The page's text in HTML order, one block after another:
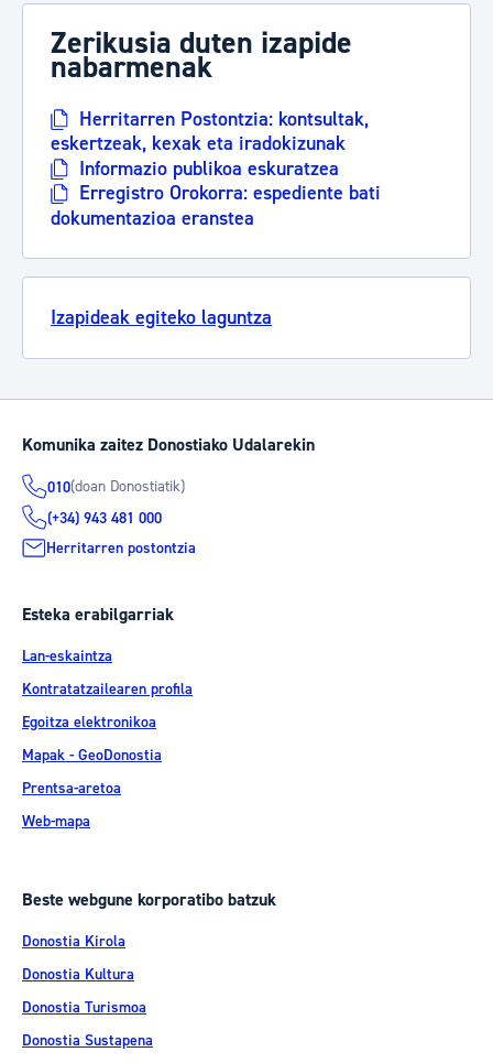
Zerikusia duten izapide
nabarmenak
Herritarren Postontzia: kontsultak,
eskertzeak, kexak eta iradokizunak
Informazio publikoa eskuratzea
Erregistro Orokorra: espediente bati
dokumentazioa eranstea
Izapideak egiteko laguntza
Komunika zaitez Donostiako Udalarekin
010(doan Donostiatik)
(+34) 943 481 000
Herritarren postontzia
Esteka erabilgarriak
Lan-eskaintza
Kontratatzailearen profila
Egoitza elektronikoa
Mapak - GeoDonostia
Prentsa-aretoa
Web-mapa
Beste webgune korporatibo batzuk
Donostia Kirola
Donostia Kultura
Donostia Turismoa
Donostia Sustapena